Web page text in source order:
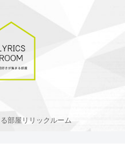
部屋リリックルーム